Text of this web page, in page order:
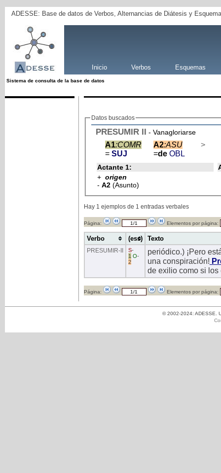
ADESSE: Base de datos de Verbos, Alternancias de Diátesis y
Inicio Verbos Esquemas
Sistema de consulta de la base de datos
Datos buscados
PRESUMIR II - Vanagloriarse
A1:COMR
= SUJ
A2:ASU
=de OBL
>
Actante 1:
+ origen
- A2 (Asunto)
Hay 1 ejemplos de 1 entradas verbales
Página: Elementos por página:
Verbo (ess) Texto
PRESUMIR-II S-
1 O-
2
periódico.) ¡Pero
una conspiración!
de exilio como si
Página: Elementos por página:
© 2002-2024: ADESSE.